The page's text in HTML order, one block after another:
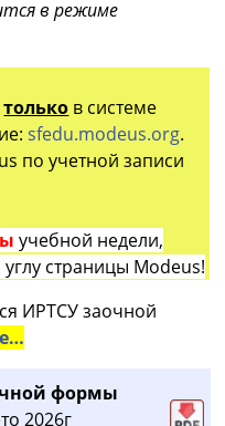
в режиме
только в системе
sfedu.modeus.org.
по учетной записи
учебной недели,
страницы Modeus!
ИРТСУ заочной
формы
2026г